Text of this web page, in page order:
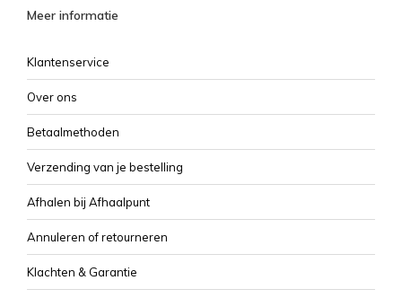
Meer informatie
Klantenservice
Over ons
Betaalmethoden
Verzending van je bestelling
Afhalen bij Afhaalpunt
Annuleren of retourneren
Klachten & Garantie